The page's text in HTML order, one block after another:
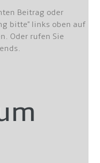
Beitrag oder
bitte" links oben auf
Oder rufen Sie